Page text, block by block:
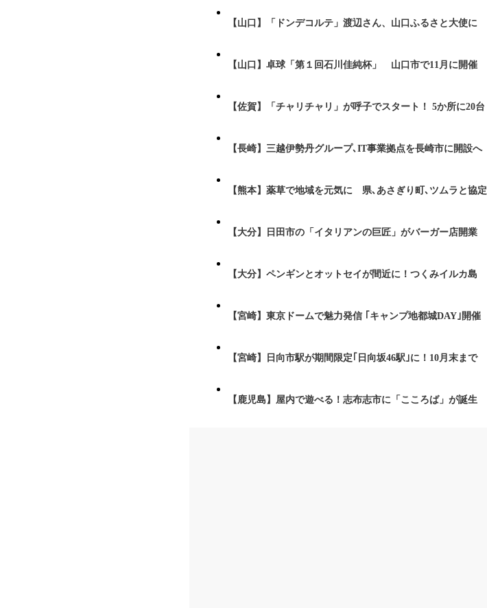
【山口】「ドンデコルテ」渡辺さん、山口ふるさと大使に
【山口】卓球「第１回石川佳純杯」 山口市で11月に開催
【佐賀】「チャリチャリ」が呼子でスタート！ 5か所に20台
【長崎】三越伊勢丹グループ､IT事業拠点を長崎市に開設へ
【熊本】薬草で地域を元気に 県､あさぎり町､ツムラと協定
【大分】日田市の「イタリアンの巨匠」がバーガー店開業
【大分】ペンギンとオットセイが間近に！つくみイルカ島
【宮崎】東京ドームで魅力発信 ｢キャンプ地都城DAY｣開催
【宮崎】日向市駅が期間限定｢日向坂46駅｣に！10月末まで
【鹿児島】屋内で遊べる！志布志市に「こころば」が誕生